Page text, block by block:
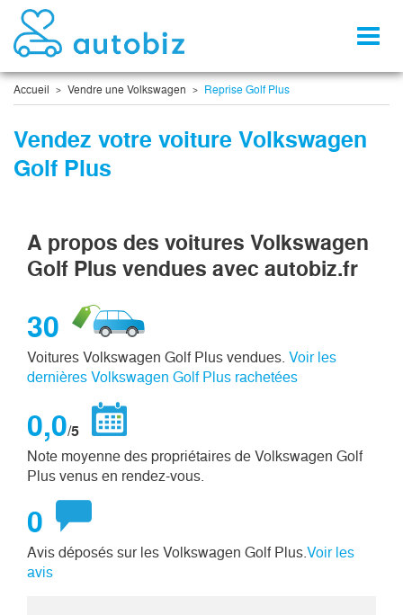
Accueil Vendre une Volkswagen Reprise Golf Plus
Vendez votre voiture Volkswagen
Golf Plus
A propos des voitures Volkswagen
Golf Plus vendues avec autobiz.fr
30
Voitures Volkswagen Golf Plus vendues. Voir les
dernières Volkswagen Golf Plus rachetées
0,0/5
Note moyenne des propriétaires de Volkswagen Golf
Plus venus en rendez-vous.
0
Avis déposés sur les Volkswagen Golf Plus. Voir les
avis